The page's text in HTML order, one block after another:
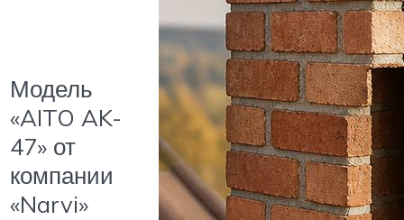
Модель
«AITO AK-
47» от
компании
«Narvi»